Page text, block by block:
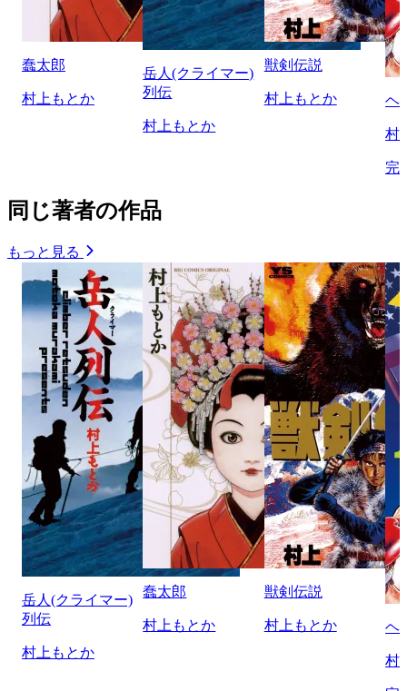
蠢太郎
村上もとか
岳人(クライマー)
列伝
村上もとか
獣剣伝説
村上もとか ヘ
村
完
同じ著者の作品
もっと見る
岳人(クライマー)
列伝
村上もとか
蠢太郎
村上もとか
獣剣伝説
村上もとか ヘ
村